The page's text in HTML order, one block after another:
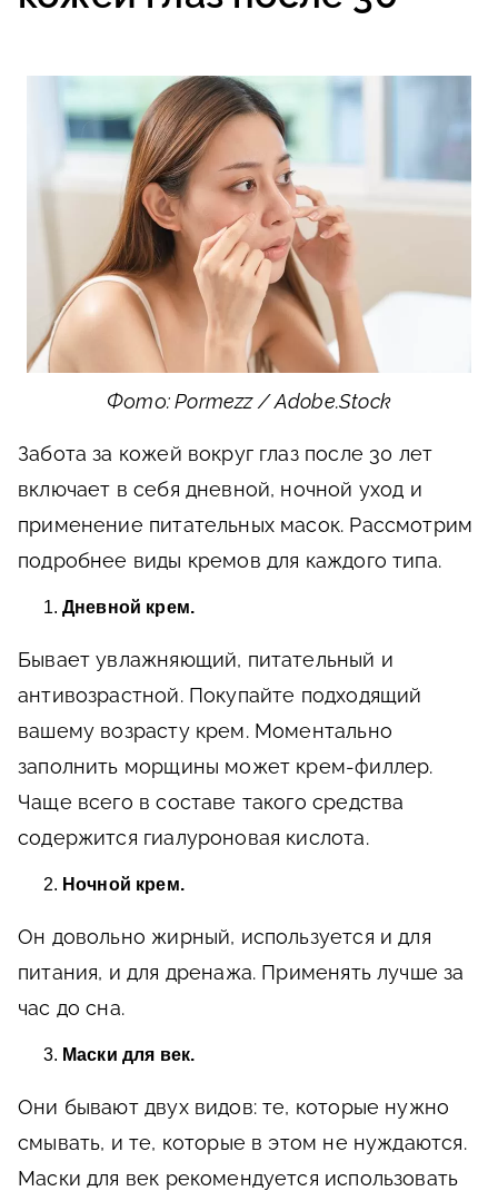
Фото: Pormezz / Adobe.Stock
Забота за кожей вокруг глаз после 30 лет
включает в себя дневной, ночной уход и
применение питательных масок. Рассмотрим
подробнее виды кремов для каждого типа.
Дневной крем.
Бывает увлажняющий, питательный и
антивозрастной. Покупайте подходящий
вашему возрасту крем. Моментально
заполнить морщины может крем-филлер.
Чаще всего в составе такого средства
содержится гиалуроновая кислота.
Ночной крем.
Он довольно жирный, используется и для
питания, и для дренажа. Применять лучше за
час до сна.
Маски для век.
Они бывают двух видов: те, которые нужно
смывать, и те, которые в этом не нуждаются.
Маски для век рекомендуется использовать